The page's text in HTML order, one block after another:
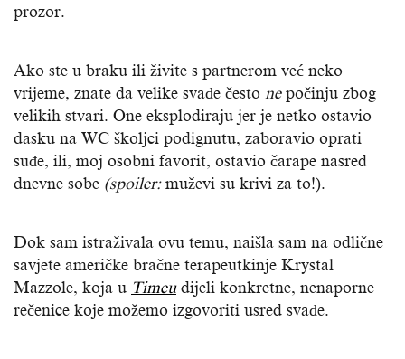
prozor.
Ako ste u braku ili živite s partnerom već neko
vrijeme, znate da velike svađe često nepočinju zbog
velikih stvari. One eksplodiraju jer je netko ostavio
dasku na WC školjci podignutu, zaboravio oprati
suđe, ili, moj osobni favorit, ostavio čarape nasred
dnevne sobe (spoiler:muževi su krivi za to!).
Dok sam istraživala ovu temu, naišla sam na odlične
savjete američke bračne terapeutkinje Krystal
Mazzole, koja u Timeudijeli konkretne, nenaporne
rečenice koje možemo izgovoriti usred svađe.